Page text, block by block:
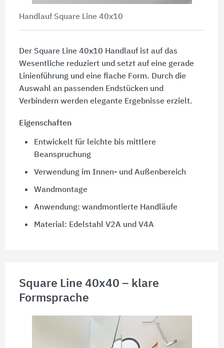
Handlauf Square Line 40x10
Der Square Line 40x10 Handlauf ist auf das
Wesentliche reduziert und setzt auf eine gerade
Linienführung und eine flache Form. Durch die
Auswahl an passenden Endstücken und
Verbindern werden elegante Ergebnisse erzielt.
Eigenschaften
Entwickelt für leichte bis mittlere
Beanspruchung
Verwendung im Innen- und Außenbereich
Wandmontage
Anwendung: wandmontierte Handläufe
Material: Edelstahl V2A und V4A
Square Line 40x40 – klare
Formsprache